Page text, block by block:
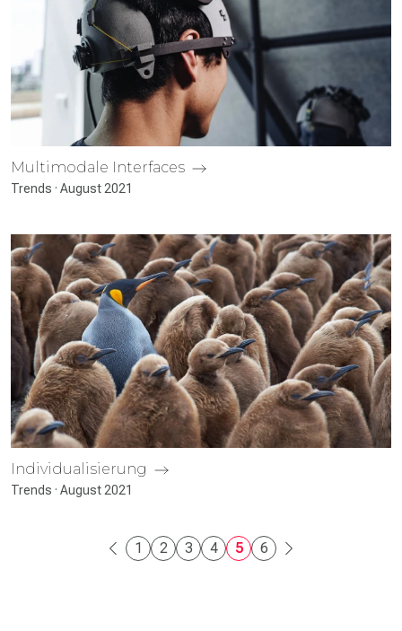
Multimodale Inter­faces
Trends · August 2021
Individua­lisierung
Trends · August 2021
Vorherige Seite
1 2 3 4 5 6
Nächste Seite